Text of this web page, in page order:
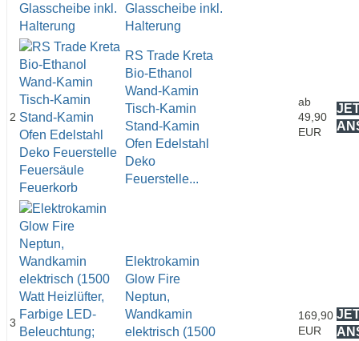
Glasscheibe inkl.
Halterung
2
RS Trade Kreta
Bio-Ethanol
Wand-Kamin
Tisch-Kamin
Stand-Kamin
Ofen Edelstahl
Deko
Feuerstelle...
ab
49,90
EUR
3
Elektrokamin
Glow Fire
Neptun,
Wandkamin
elektrisch (1500
169,90
EUR